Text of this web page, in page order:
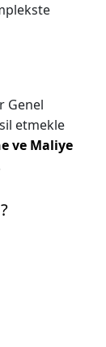
Genel
etmekle
ve Maliye